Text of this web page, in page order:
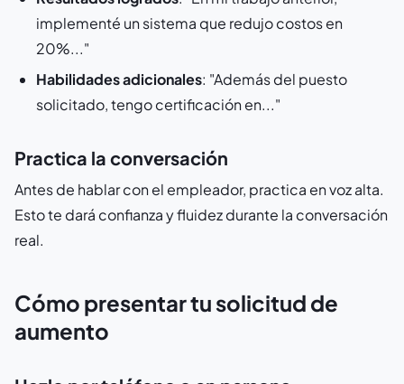
implementé un sistema que redujo costos en
20%..."
Habilidades adicionales: "Además del puesto
solicitado, tengo certificación en..."
Practica la conversación
Antes de hablar con el empleador, practica en voz alta.
Esto te dará confianza y fluidez durante la conversación
real.
Cómo presentar tu solicitud de
aumento